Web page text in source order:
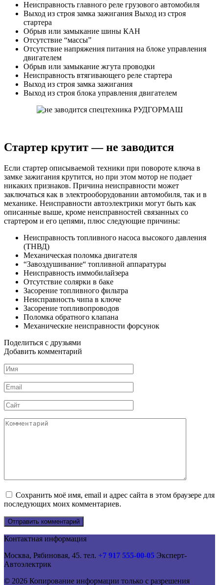
Неисправность главного реле грузового автомобиля
Выход из строя замка зажигания Выход из строя
стартера
Обрыв или замыкание шины КАН
Отсутствие “массы”
Отсутствие напряжения питания на блоке управления
двигателем
Обрыв или замыкание жгута проводки
Неисправность втягивающего реле стартера
Выход из строя замка зажигания
Выход из строя блока управления двигателем
Стартер крутит — не заводится
Если стартер описываемой техники при повороте ключа в
замке зажигания крутится, но при этом мотор не подает
никаких признаков. Причина неисправности может
заключаться как в электрооборудовании автомобиля, так и в
механике. Неисправности автоэлектрики могут быть как
описанные выше, кроме неисправностей связанных со
стартером и его цепями, плюс следующие причины:
Неисправность топливного насоса высокого давления
(ТНВД)
Механическая поломка двигателя
“Завоздушивание“ топливной аппаратуры
Неисправность иммобилайзера
Отсутствие солярки в баке
Засорение топливного фильтра
Неисправность чипа в ключе
Засорение топливопроводов
Поломка обратного клапана
Механические неисправности форсунок
Поделиться с друзьями
Добавить комментарий
Имя
*
Email
*
Сайт
Комментарий
Сохранить моё имя, email и адрес сайта в этом браузере для
последующих моих комментариев.
Контактная информация
Москва, Рябиновая, 45. тел. +7 917 555-00-05 Эксперт-
Автоэлектрик
© 2026 Копирование информации только с разрешения